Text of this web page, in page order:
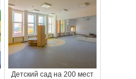
Детский сад на 200 мест